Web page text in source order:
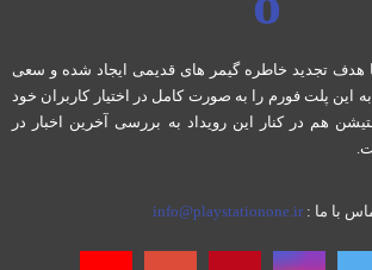
هدف تجدید خاطره گیمر های قدیمی ایجاد شده و سعی
این پلت فورم را به صورت کامل در اختیار کاربران خود
هم در کنار این رویداد به بررسی آخرین اخبار در
با ما :info@playstationone.ir